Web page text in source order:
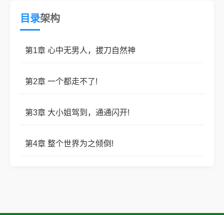
目录架构
第1章 心中无男人，拔刀自然神
第2章 一个都走不了!
第3章 大小姐驾到，通通闪开!
第4章 整个世界为之倾倒!